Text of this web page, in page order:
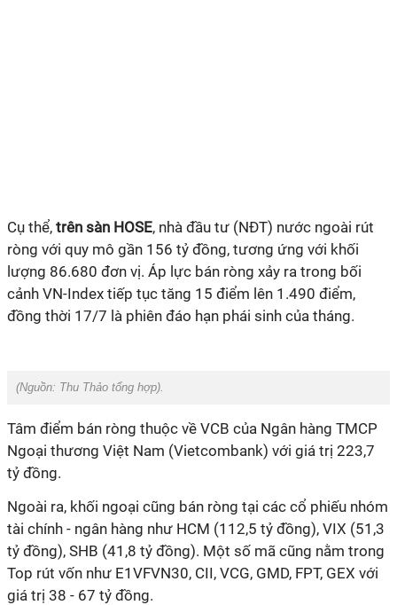
Cụ thể, trên sàn HOSE, nhà đầu tư (NĐT) nước ngoài rút
ròng với quy mô gần 156 tỷ đồng, tương ứng với khối
lượng 86.680 đơn vị. Áp lực bán ròng xảy ra trong bối
cảnh VN-Index tiếp tục tăng 15 điểm lên 1.490 điểm,
đồng thời 17/7 là phiên đáo hạn phái sinh của tháng.
(Nguồn: Thu Thảo tổng hợp).
Tâm điểm bán ròng thuộc về VCB của Ngân hàng TMCP
Ngoại thương Việt Nam (Vietcombank) với giá trị 223,7
tỷ đồng.
Ngoài ra, khối ngoại cũng bán ròng tại các cổ phiếu nhóm
tài chính - ngân hàng như HCM (112,5 tỷ đồng), VIX (51,3
tỷ đồng), SHB (41,8 tỷ đồng). Một số mã cũng nằm trong
Top rút vốn như E1VFVN30, CII, VCG, GMD, FPT, GEX với
giá trị 38 - 67 tỷ đồng.